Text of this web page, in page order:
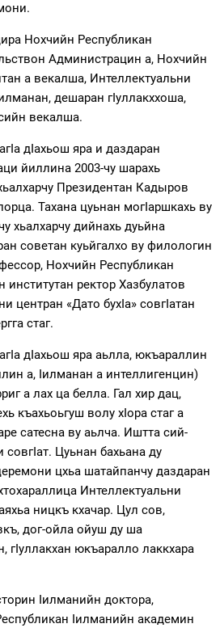
Нохчийн Республикан
Администрацин а, Нохчийн
а векалша, Интеллектуальни
дешаран гIуллакххоша,
векалша.
дIахьош яра и даздаран
йиллина 2003-чу шарахь
Президентан Кадыров
Тахана цуьнан могIаршкахь ву
хьалхарчу дийнахь дуьйна
советан куьйгалхо ву филологин
Нохчийн Республикан
институтан ректор Хазбулатов
центран «Дато бухIа» совгIатан
стаг.
дIахьош яра аьлла, юкъараллин
а, Iилманан а интеллигенцин)
а лах ца белла. Гал хир дац,
къахьоьгуш волу хIора стаг а
сатесна ву аьлча. Иштта сий-
Цуьнан бахьана ду
цхьа шатайпанчу даздаран
Интеллектуальни
ницкъ кхачар. Цул сов,
дог-ойла ойуш ду ша
гIуллакхан юкъаралло лаккхара
Iилманийн доктора,
Iилманийн академин